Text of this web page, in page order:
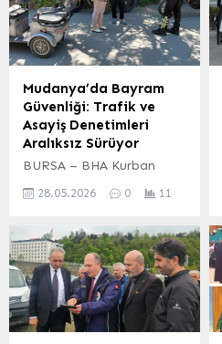
Kaymakam Tuncay
Kaldırım’ın katılımıyla
önemli bir tanışma ve
istişare toplantısı
düzenlendi. Tirebolu
Muhtarlar Derneği’nin ev
sahipliğinde gerçekleşen
etkinlik, mahallelerin ve
köylerin öncelikli
sorunlarının ve çözüm
önerilerinin konuşulduğu
Tirebolu 42 tesislerinde
düzenlenen kahvaltılı
toplantıya çok sayıda
muhtar katılım...
Mudanya’da Bayram
Güvenliği: Trafik ve
Asayiş Denetimleri
Aralıksız Sürüyor
BURSA – BHA Kurban
başlamasıyla birlikte
uğrayan Mudanya’da,
emniyet ekipleri
tarafından trafik ve asayiş
denetimleri sıkılaştırıldı.
İlçe genelinde huzur ve
güven ortamını sağlamak
28.05.2026 0 11